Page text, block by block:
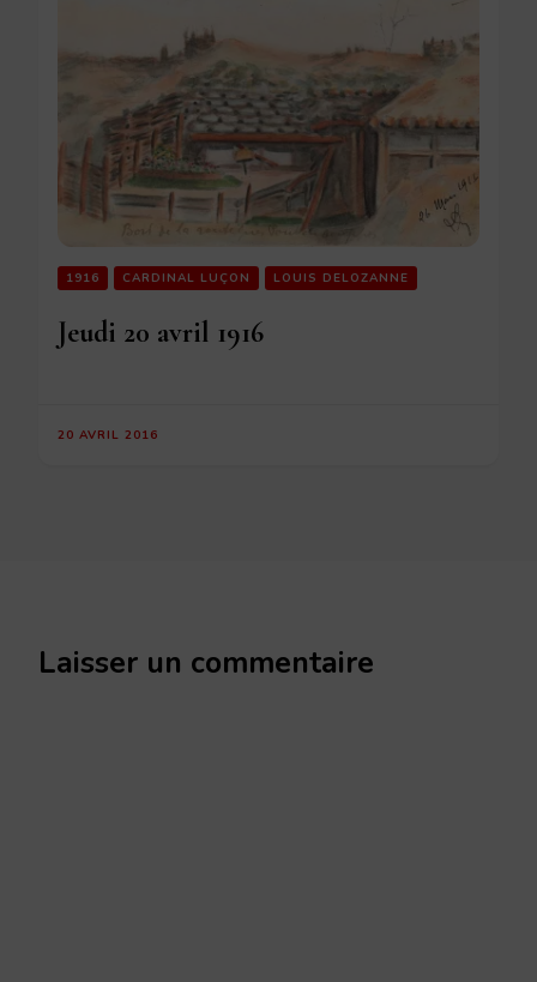
1916 CARDINAL LUÇON LOUIS DELOZANNE
Jeudi 20 avril 1916
20 AVRIL 2016
Laisser un commentaire